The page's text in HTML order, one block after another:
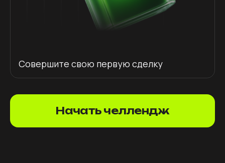
Совершите свою первую сделку
Начать челлендж